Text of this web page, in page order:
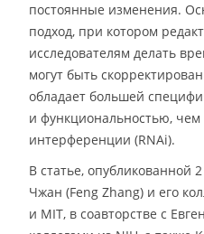
постоянные изменения.
подход, при котором
исследователям делать
могут быть
обладает большей
и функциональностью,
интерференции (RNAi).
В статье, опубликованной
Чжан (Feng Zhang) и его
и MIT, в соавторстве с